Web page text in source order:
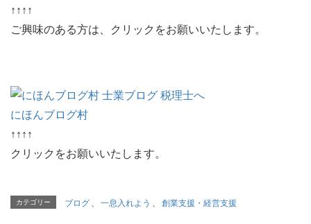
↑↑↑↑
ご興味のある方は、クリックをお願いいたします。
にほんブログ村
↑↑↑↑
クリックをお願いいたします。
カテゴリー ブログ 、 一息入れよう 、 創業支援・経営支援